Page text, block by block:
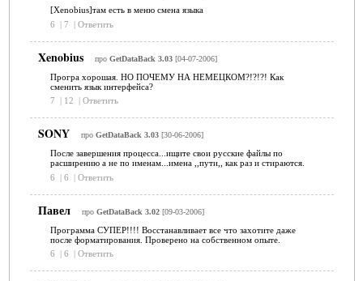
[Xenobius]там есть в меню смена языка
6
| 7 | Ответить
Xenobius про GetDataBack 3.03[04-07-2006]
Програ хорошая. НО ПОЧЕМУ НА НЕМЕЦКОМ?!?!?! Как
сменить язык интерфейса?
7
| 12 | Ответить
SONY про GetDataBack 3.03[30-06-2006]
После завершения процесса...ищите свои русские файлы по
расширению а не по именам...имена ,,пути,, как раз и стираются.
6
| 6 | Ответить
Павел про GetDataBack 3.02[09-03-2006]
Программа СУПЕР!!!! Восстанавливает все что захотите даже
после форматирования. Проверено на собственном опыте.
6
| 6 | Ответить